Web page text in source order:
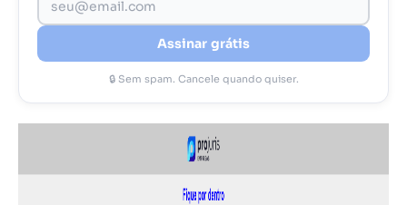
Assinar grátis
🔒 Sem spam. Cancele quando quiser.